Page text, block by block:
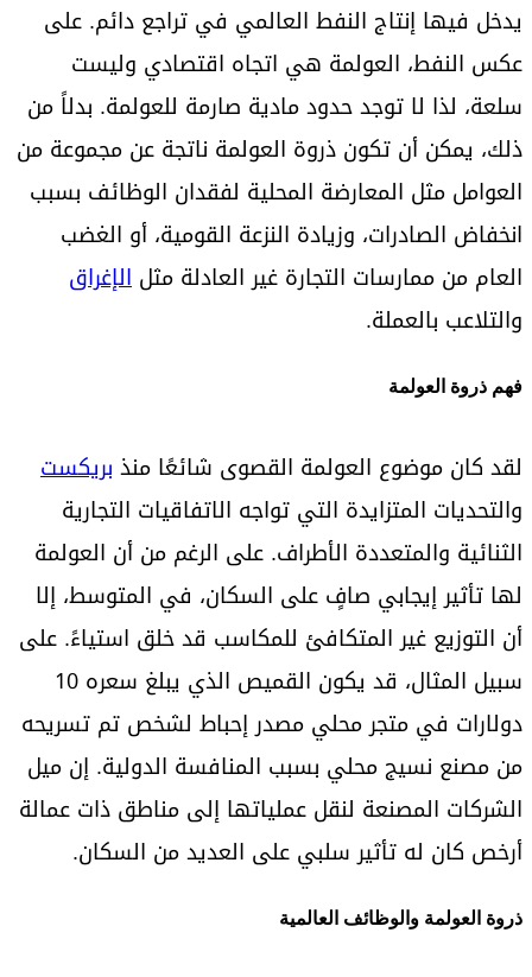
يدخل فيها إنتاج النفط العالمي في تراجع دائم. على
عكس النفط، العولمة هي اتجاه اقتصادي وليست
سلعة، لذا لا توجد حدود مادية صارمة للعولمة. بدلاً من
ذلك، يمكن أن تكون ذروة العولمة ناتجة عن مجموعة من
العوامل مثل المعارضة المحلية لفقدان الوظائف بسبب
انخفاض الصادرات، وزيادة النزعة القومية، أو الغضب
العام من ممارسات التجارة غير العادلة مثل الإغراق
والتلاعب بالعملة.
فهم ذروة العولمة
لقد كان موضوع العولمة القصوى شائعًا منذ بريكست
والتحديات المتزايدة التي تواجه الاتفاقيات التجارية
الثنائية والمتعددة الأطراف. على الرغم من أن العولمة
لها تأثير إيجابي صافٍ على السكان، في المتوسط، إلا
أن التوزيع غير المتكافئ للمكاسب قد خلق استياءً. على
سبيل المثال، قد يكون القميص الذي يبلغ سعره 10
دولارات في متجر محلي مصدر إحباط لشخص تم تسريحه
من مصنع نسيج محلي بسبب المنافسة الدولية. إن ميل
الشركات المصنعة لنقل عملياتها إلى مناطق ذات عمالة
أرخص كان له تأثير سلبي على العديد من السكان.
ذروة العولمة والوظائف العالمية